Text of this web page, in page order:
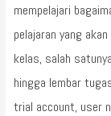
mempelajari
pelajaran yang
kelas, salah
hingga lembar
trial account, user